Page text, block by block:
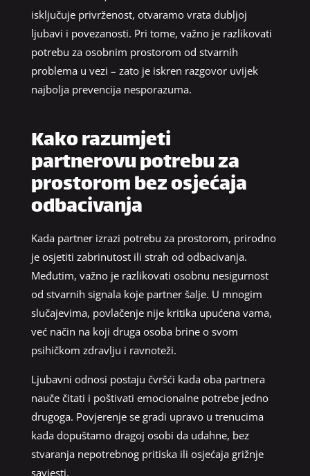
isključuje privrženost, otvaramo vrata dubljoj
ljubavi i povezanosti. Pri tome, važno je razlikovati
potrebu za osobnim prostorom od stvarnih
problema u vezi – zato je iskren razgovor uvijek
najbolja prevencija nesporazuma.
Kako razumjeti
partnerovu potrebu za
prostorom bez osjećaja
odbacivanja
Kada partner izrazi potrebu za prostorom, prirodno
je osjetiti zabrinutost ili strah od odbacivanja.
Međutim, važno je razlikovati osobnu nesigurnost
od stvarnih signala koje partner šalje. U mnogim
slučajevima, povlačenje nije kritika upućena vama,
već način na koji druga osoba brine o svom
psihičkom zdravlju i ravnoteži.
Ljubavni odnosi postaju čvršći kada oba partnera
nauče čitati i poštivati emocionalne potrebe jedno
drugoga. Povjerenje se gradi upravo u trenucima
kada dopuštamo dragoj osobi da udahne, bez
stvaranja nepotrebnog pritiska ili osjećaja grižnje
savjesti.